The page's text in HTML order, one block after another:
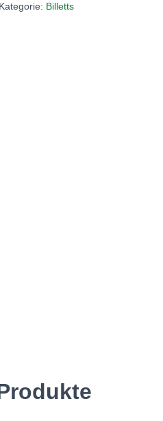
Kategorie: Billetts